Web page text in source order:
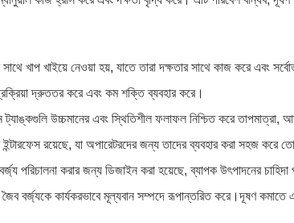
সাথে খাপ খাইয়ে নেওয়া হয়, যাতে তারা দক্ষতার সাথে কাজ করে এবং
দ্রুততর করে এবং কম শক্তি ব্যবহার করে।
ট্যাঙ্কগুলি উচ্চমানের এবং স্থিতিশীল ফলাফল নিশ্চিত করে তাপমাত্রা,
ইন্টারফেস রয়েছে, যা অপারেটরদের জন্য তাদের ব্যবহার করা সহজ
পরিচালনা করার জন্য ডিজাইন করা হয়েছে, ব্যাপক উৎপাদনের চাহিদা
জৈব বর্জ্যকে কার্যকরভাবে মূল্যবান সম্পদে রূপান্তরিত করে।দূষণ কমাতে